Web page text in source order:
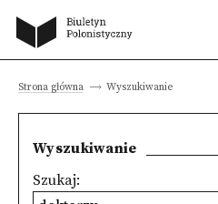
Strona główna Wyszukiwanie
Wyszukiwanie
Szukaj: